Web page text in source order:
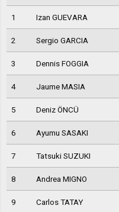
1 Izan GUEVARA
2 Sergio GARCIA
3 Dennis FOGGIA
4 Jaume MASIA
5 Deniz ÖNCÜ
6 Ayumu SASAKI
7 Tatsuki SUZUKI
8 Andrea MIGNO
9 Carlos TATAY